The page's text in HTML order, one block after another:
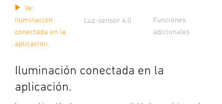
Ve:
Iluminación
conectada en la
aplicación.
Luz-sensor 4.0
Funciones
adicionales
Iluminación conectada en la
aplicación.